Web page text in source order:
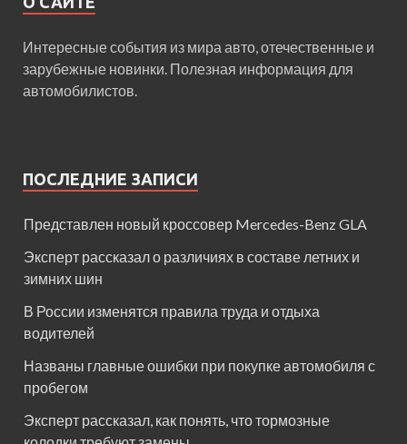
Интересные события из мира авто, отечественные и
зарубежные новинки. Полезная информация для
автомобилистов.
ПОСЛЕДНИЕ ЗАПИСИ
Представлен новый кроссовер Mercedes-Benz GLA
Эксперт рассказал о различиях в составе летних и
зимних шин
В России изменятся правила труда и отдыха
водителей
Названы главные ошибки при покупке автомобиля с
пробегом
Эксперт рассказал, как понять, что тормозные